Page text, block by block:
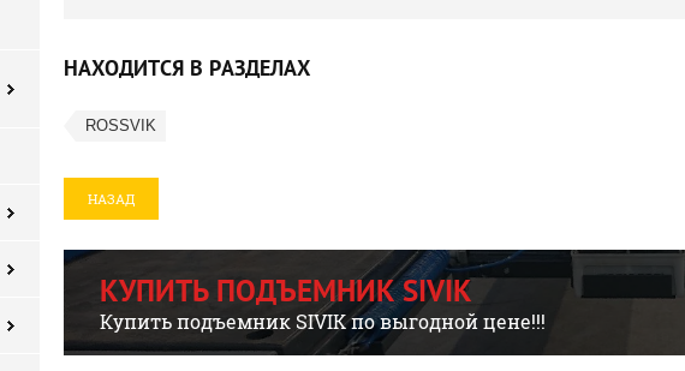
НАХОДИТСЯ В РАЗДЕЛАХ
ROSSVIK
НАЗАД
КУПИТЬ ПОДЪЕМНИК SIVIK
Купить подъемник SIVIK по выгодной цене!!!